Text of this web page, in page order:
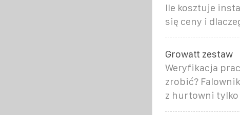
Ile kosztuje
się ceny i
Growatt zestaw
Weryfikacja
zrobić?
z hurtowni tylko